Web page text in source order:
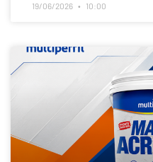
19/06/2026 10:00